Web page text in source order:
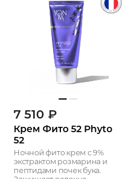
7 510 ₽
Крем Фито 52 Phyto
52
Ночной фито крем с 9%
экстрактом розмарина и
пептидами почек бука.